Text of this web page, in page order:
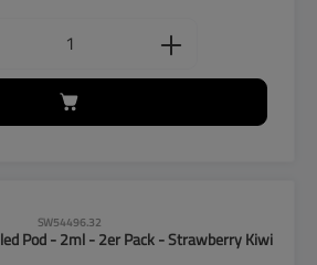
Anzahl: Gib den
SW54496.32
Pod - 2ml - 2er Pack - Strawberry Kiwi